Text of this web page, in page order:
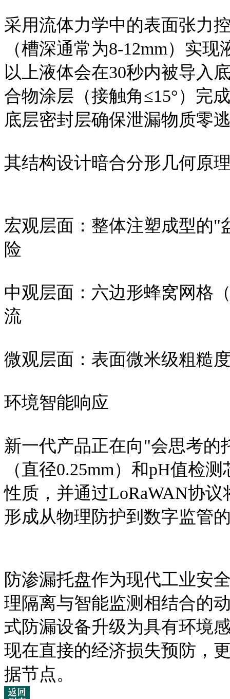
采用流体力学中的表面张力
（槽深通常为8-12mm）实
以上液体会在30秒内被导入
合物涂层（接触角≤15°）完
底层密封层确保泄漏物质零
其结构设计暗合分形几何原
宏观层面：整体注塑成型的"
险
中观层面：六边形蜂窝网格
流
微观层面：表面微米级粗糙
环境智能响应
新一代产品正在向"会思考的
（直径0.25mm）和pH值检
性质，并通过LoRaWAN协
形成从物理防护到数字监管
防渗漏托盘作为现代工业安
理隔离与智能监测相结合的
式防漏设备升级为具有环境
现在直接的经济损失预防，
据节点。